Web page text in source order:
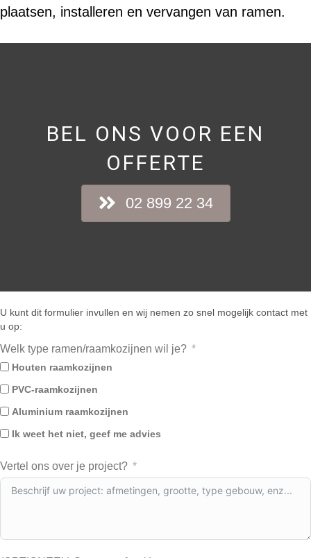
plaatsen, installeren en vervangen van ramen.
BEL ONS VOOR EEN
OFFERTE
02 899 22 34
U kunt dit formulier invullen en wij nemen zo snel mogelijk contact met
u op:
Welk type ramen/raamkozijnen wil je?
Houten raamkozijnen
PVC-raamkozijnen
Aluminium raamkozijnen
Ik weet het niet, geef me advies
Vertel ons over je project?